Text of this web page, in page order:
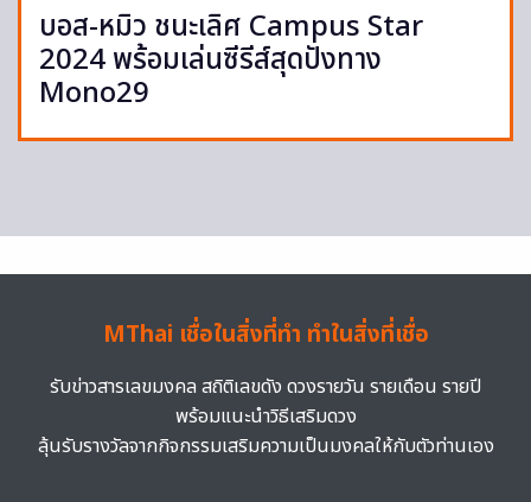
บอส-หมิว ชนะเลิศ Campus Star
2024 พร้อมเล่นซีรีส์สุดปังทาง
Mono29
MThai เชื่อในสิ่งที่ทำ ทำในสิ่งที่เชื่อ
รับข่าวสารเลขมงคล สถิติเลขดัง ดวงรายวัน รายเดือน รายปี
พร้อมแนะนำวิธีเสริมดวง
ลุ้นรับรางวัลจากกิจกรรมเสริมความเป็นมงคลให้กับตัวท่านเอง